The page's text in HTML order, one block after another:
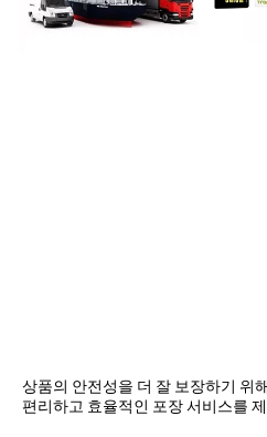
상품의 안전성을 더 잘 보장하기 위
편리하고 효율적인 포장 서비스를